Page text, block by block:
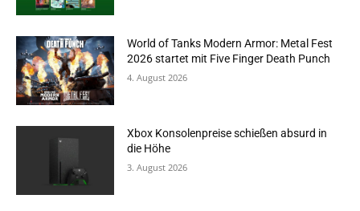
World of Tanks Modern Armor: Metal Fest
2026 startet mit Five Finger Death Punch
4. August 2026
Xbox Konsolenpreise schießen absurd in
die Höhe
3. August 2026